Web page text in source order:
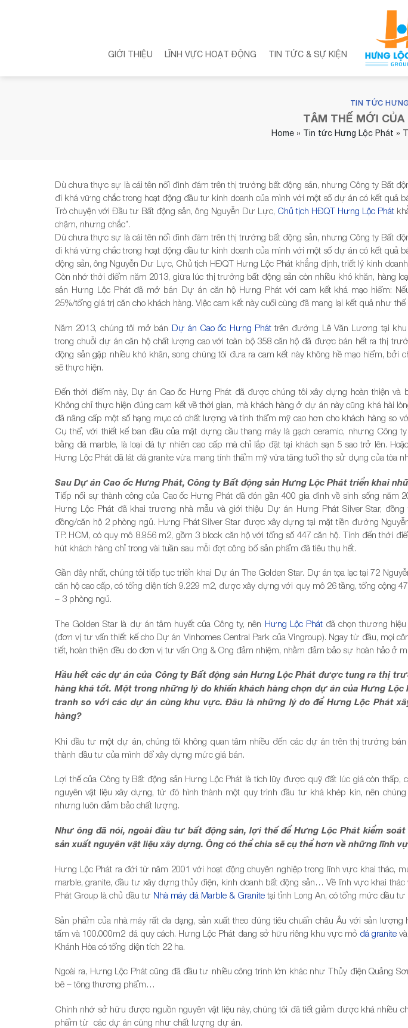
GIỚI THIỆU LĨNH VỰC HOẠT ĐỘNG TIN TỨC & SỰ KIỆN
TIN TỨC
TÂM THẾ MỚI
Home » Tin tức Hưng Lộc Phát »
Dù chưa thực sự là cái tên nổi đình đám trên thị trường bất động sản, nhưng Công ty Bất
đi khá vững chắc trong hoạt động đầu tư kinh doanh của mình với một số dự án có kết quả
Trò chuyện với Đầu tư Bất động sản, ông Nguyễn Dư Lực, Chủ tịch HĐQT Hưng Lộc Phát
chậm, nhưng chắc”.
Dù chưa thực sự là cái tên nổi đình đám trên thị trường bất động sản, nhưng Công ty Bất
đi khá vững chắc trong hoạt động đầu tư kinh doanh của mình với một số dự án có kết quả
động sản, ông Nguyễn Dư Lực, Chủ tịch HĐQT Hưng Lộc Phát khẳng định, triết lý kinh
Còn nhớ thời điểm năm 2013, giữa lúc thị trường bất động sản còn nhiều khó khăn, hàng
sản Hưng Lộc Phát đã mở bán Dự án căn hộ Hưng Phát với cam kết khá mạo hiểm:
25%/tổng giá trị căn cho khách hàng. Việc cam kết này cuối cùng đã mang lại kết quả như
Năm 2013, chúng tôi mở bán Dự án Cao ốc Hưng Pháttrên đường Lê Văn Lương tại
trong chuỗi dự án căn hộ chất lượng cao với toàn bộ 358 căn hộ đã được bán hết ra thị
động sản gặp nhiều khó khăn, song chúng tôi đưa ra cam kết này không hề mạo hiểm, bởi
sẽ thực hiện.
Đến thời điểm này, Dự án Cao ốc Hưng Phát đã được chúng tôi xây dựng hoàn thiện và
Không chỉ thực hiện đúng cam kết về thời gian, mà khách hàng ở dự án này cũng khá hài
đã nâng cấp một số hạng mục có chất lượng và tính thẩm mỹ cao hơn cho khách hàng so
Cụ thể, với thiết kế ban đầu của mặt dựng cầu thang máy là gạch ceramic, nhưng Công
bằng đá marble, là loại đá tự nhiên cao cấp mà chỉ lắp đặt tại khách sạn 5 sao trở lên.
Hưng Lộc Phát đã lát đá granite vừa mang tính thẩm mỹ vừa tăng tuổi thọ sử dụng của tòa
Sau Dự án Cao ốc Hưng Phát, Công ty Bất động sản Hưng Lộc Phát triển khai
Tiếp nối sự thành công của Cao ốc Hưng Phát đã đón gần 400 gia đình về sinh sống năm
Hưng Lộc Phát đã khai trương nhà mẫu và giới thiệu Dự án Hưng Phát Silver Star,
đồng/căn hộ 2 phòng ngủ. Hưng Phát Silver Star được xây dựng tại mặt tiền đường
TP. HCM, có quy mô 8.956 m2, gồm 3 block căn hộ với tổng số 447 căn hộ. Tính đến thời
hút khách hàng chỉ trong vài tuần sau mỗi đợt công bố sản phẩm đã tiêu thụ hết.
Gần đây nhất, chúng tôi tiếp tục triển khai Dự án The Golden Star. Dự án tọa lạc tại 72
căn hộ cao cấp, có tổng diện tích 9.229 m2, được xây dựng với quy mô 26 tầng, tổng cộng
– 3 phòng ngủ.
The Golden Star là dự án tâm huyết của Công ty, nên Hưng Lộc Phátđã chọn thương hiệu
(đơn vị tư vấn thiết kế cho Dự án Vinhomes Central Park của Vingroup). Ngay từ đầu, mọi
tiết, hoàn thiện đều do đơn vị tư vấn Ong & Ong đảm nhiệm, nhằm đảm bảo sự hoàn hảo ở
Hầu hết các dự án của Công ty Bất động sản Hưng Lộc Phát được tung ra thị
hàng khá tốt. Một trong những lý do khiến khách hàng chọn dự án của Hưng Lộc
tranh so với các dự án cùng khu vực. Đâu là những lý do để Hưng Lộc Phát
hàng?
Khi đầu tư một dự án, chúng tôi không quan tâm nhiều đến các dự án trên thị trường bán
thành đầu tư của mình để xây dựng mức giá bán.
Lợi thế của Công ty Bất động sản Hưng Lộc Phát là tích lũy được quỹ đất lúc giá còn thấp,
nguyên vật liệu xây dựng, từ đó hình thành một quy trình đầu tư khá khép kín, nên
nhưng luôn đảm bảo chất lượng.
Như ông đã nói, ngoài đầu tư bất động sản, lợi thế để Hưng Lộc Phát kiểm
sản xuất nguyên vật liệu xây dựng. Ông có thể chia sẽ cụ thể hơn về những lĩnh
Hưng Lộc Phát ra đời từ năm 2001 với hoạt động chuyên nghiệp trong lĩnh vực khai thác,
marble, granite, đầu tư xây dựng thủy điện, kinh doanh bất động sản… Về lĩnh vực khai
Phát Group là chủ đầu tư Nhà máy đá Marble & Granitetại tỉnh Long An, có tổng mức đầu tư
Sản phẩm của nhà máy rất đa dạng, sản xuất theo đúng tiêu chuẩn châu Âu với sản
tấm và 100.000m2 đá quy cách. Hưng Lộc Phát đang sở hữu riêng khu vực mỏ đá granitevà
Khánh Hòa có tổng diện tích 22 ha.
Ngoài ra, Hưng Lộc Phát cũng đã đầu tư nhiều công trình lớn khác như Thủy điện Quảng
bê – tông thương phẩm…
Chính nhờ sở hữu được nguồn nguyên vật liệu này, chúng tôi đã tiết giảm được khá nhiều
phẩm từ các dự án cũng như chất lượng dự án.